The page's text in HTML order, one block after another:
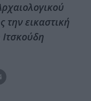
εικαστική